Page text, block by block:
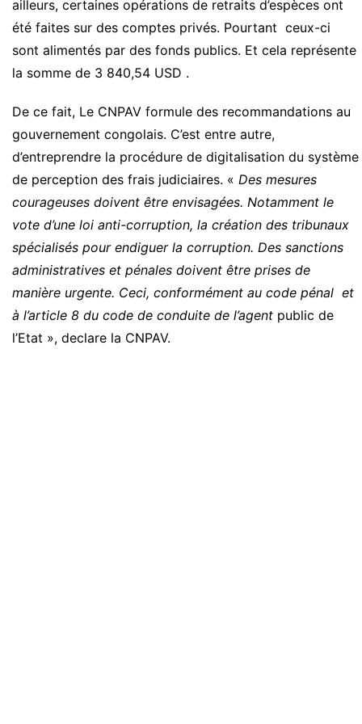
ailleurs, certaines opérations de retraits d’espèces ont
été faites sur des comptes privés. Pourtant ceux-ci
sont alimentés par des fonds publics. Et cela représente
la somme de 3 840,54 USD .
De ce fait, Le CNPAV formule des recommandations au
gouvernement congolais. C’est entre autre,
d’entreprendre la procédure de digitalisation du système
de perception des frais judiciaires. « Des mesures
courageuses doivent être envisagées. Notamment le
vote d’une loi anti-corruption, la création des tribunaux
spécialisés pour endiguer la corruption. Des sanctions
administratives et pénales doivent être prises de
manière urgente. Ceci, conformément au code pénal et
à l’article 8 du code de conduite de l’agent public de
l’Etat », declare la CNPAV.